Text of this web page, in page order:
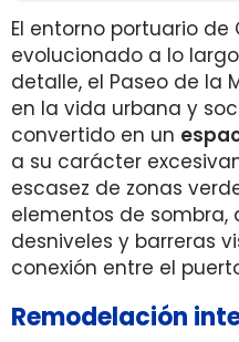
El entorno portuario
evolucionado a lo
detalle, el Paseo de la
en la vida urbana y
convertido en un
a su carácter
escasez de zonas
elementos de sombra,
desniveles y barreras
conexión entre el
Remodelación